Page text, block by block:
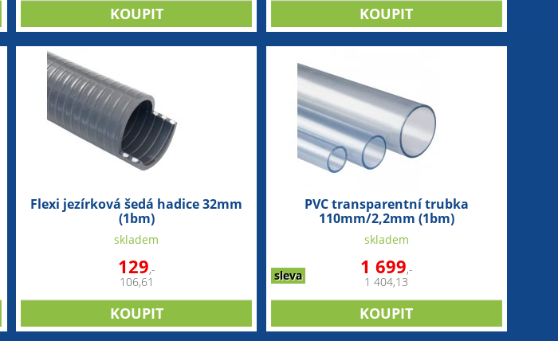
Flexi jezírková šedá hadice 32mm
(1bm)
skladem
129,-
106,61
PVC transparentní trubka
110mm/2,2mm (1bm)
sleva
skladem
1 699,-
1 404,13